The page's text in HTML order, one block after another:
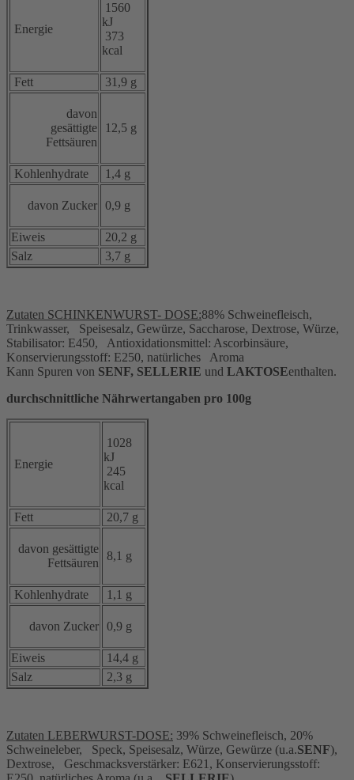
Energie
1560
kJ
373
kcal
Fett 31,9 g
davon
gesättigte
Fettsäuren
12,5 g
Kohlenhydrate 1,4 g
davon Zucker 0,9 g
Eiweis
20,2 g
Salz
3,7 g
Zutaten SCHINKENWURST- DOSE:88% Schweinefleisch,
Trinkwasser, Speisesalz, Gewürze, Saccharose, Dextrose, Würze,
Stabilisator: E450, Antioxidationsmittel: Ascorbinsäure,
Konservierungsstoff: E250, natürliches Aroma
Kann Spuren von SENF, SELLERIE und LAKTOSEenthalten.
durchschnittliche Nährwertangaben pro 100g
Energie
1028
kJ
245
kcal
Fett 20,7 g
davon gesättigte
Fettsäuren
8,1 g
Kohlenhydrate 1,1 g
davon Zucker 0,9 g
Eiweis
14,4 g
Salz
2,3 g
Zutaten LEBERWURST-DOSE: 39% Schweinefleisch, 20%
Schweineleber, Speck, Speisesalz, Würze, Gewürze (u.a.SENF),
Dextrose, Geschmacksverstärker: E621, Konservierungsstoff: